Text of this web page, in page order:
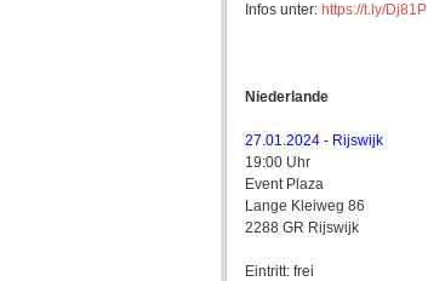
Infos unter: https://t.ly/Dj81P
Niederlande
27.01.2024 - Rijswijk
19:00 Uhr
Event Plaza
Lange Kleiweg 86
2288 GR Rijswijk
Eintritt: frei